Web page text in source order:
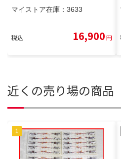
タイヤ交換
マイストア在庫： 3633
税込 16,900円
近くの売り場の商品